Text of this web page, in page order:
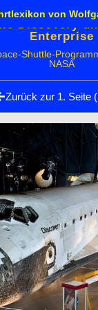
von
Discovery
Enterprise
Shuttle-
NASA
Zurück zur 1. Seite